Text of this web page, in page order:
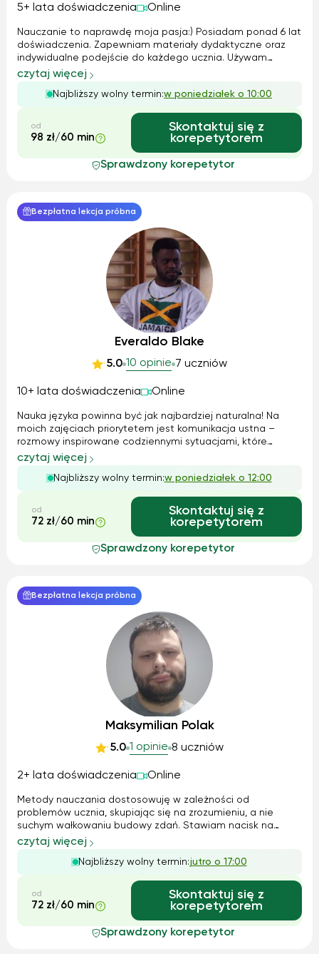
5+ lata doświadczenia Online
Nauczanie to naprawdę moja pasja:) Posiadam ponad 6 lat
doświadczenia. Zapewniam materiały dydaktyczne oraz
indywidualne podejście do każdego ucznia. Używam
nowoczesnych metod nauczania. Lekcje odbywają się w
przyjaznej i komfortowej atmosferze. Profile zajęć: -
Business English - English for IT ...
czytaj więcej
Najbliższy wolny termin:w poniedziałek o 10:00
od
98 zł/60 min
Skontaktuj się z
korepetytorem
Sprawdzony korepetytor
Bezpłatna lekcja próbna
Everaldo Blake
5.0 10 opinie 7 uczniów
10+ lata doświadczenia Online
Nauka języka powinna być jak najbardziej naturalna! Na
moich zajęciach priorytetem jest komunikacja ustna –
rozmowy inspirowane codziennymi sytuacjami, które
pozwalają uczniom czuć się swobodnie w języku
angielskim. Wykorzystuję interaktywne materiały
dydaktyczne, a gramatykę osadzam w kontekście ko...
czytaj więcej
Najbliższy wolny termin:w poniedziałek o 12:00
od
72 zł/60 min
Skontaktuj się z
korepetytorem
Sprawdzony korepetytor
Bezpłatna lekcja próbna
Maksymilian Polak
5.0 1 opinie 8 uczniów
2+ lata doświadczenia Online
Metody nauczania dostosowuję w zależności od
problemów ucznia, skupiając się na zrozumieniu, a nie
suchym wałkowaniu budowy zdań. Stawiam nacisk na
poprawną wymowę oraz na to, aby uczeń czuł się
komfortowo w trakcie lekcji. Z młodszymi dziećmi skupiam
się na czytaniu oraz tworzeniu prostych zdań, za...
czytaj więcej
Najbliższy wolny termin:jutro o 17:00
od
72 zł/60 min
Skontaktuj się z
korepetytorem
Sprawdzony korepetytor